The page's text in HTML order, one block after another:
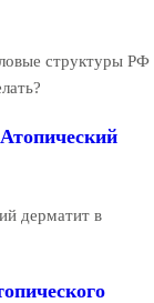
структуры РФ
дерматит в